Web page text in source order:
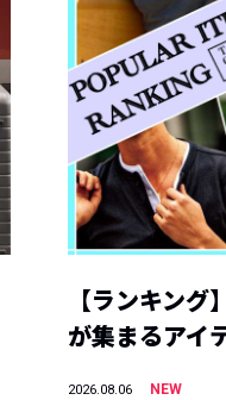
【ランキング
が集まるアイ
2026.08.06
NEW